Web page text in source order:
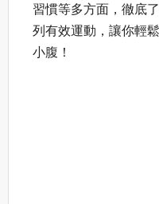
習慣等多方面，徹底
列有效運動，讓你輕
小腹！